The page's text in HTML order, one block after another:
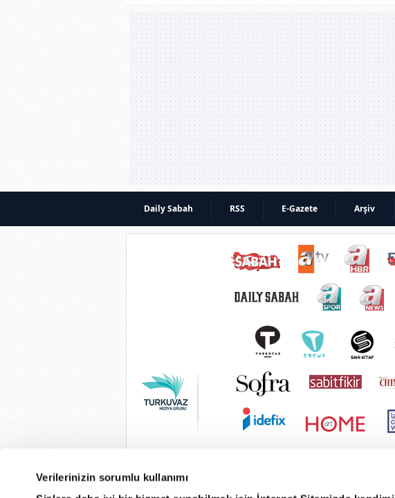
Verilerinizin sorumlu kullanımı
Daily Sabah RSS E-Gazete Arşiv